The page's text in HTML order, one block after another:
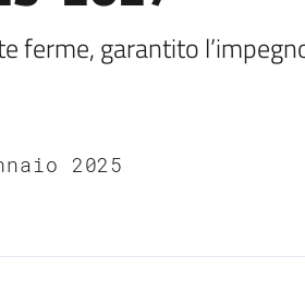
ferme, garantito
2025